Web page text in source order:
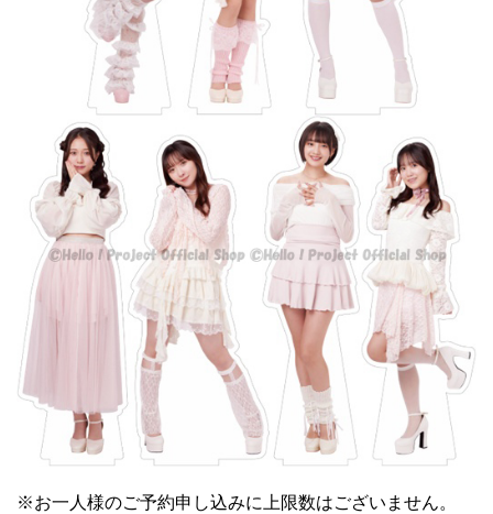
※お一人様のご予約申し込みに上限数はございません。